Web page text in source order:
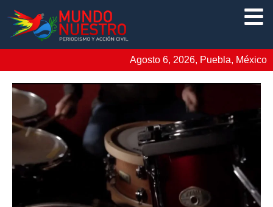
Agosto 6, 2026, Puebla, México